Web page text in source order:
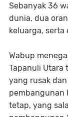
Sebanyak 36
dunia, dua
keluarga, serta
‎Wabup
Tapanuli Utara
yang rusak
pembangunan
tetap, yang